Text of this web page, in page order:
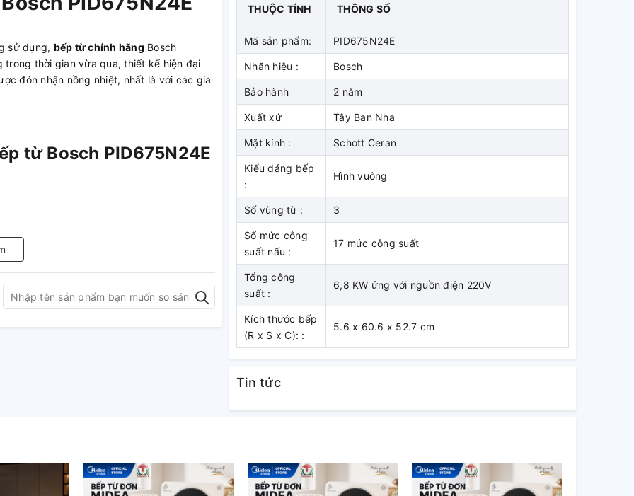
sử dụng, bếp từ chính hãng Bosch
trong thời gian vừa qua, thiết kế hiện đại
đón nhận nồng nhiệt, nhất là với các gia
từ Bosch PID675N24E
tính chịu nhiệt và lực va đập tốt, chống
thiện với môi trường khi không chứa
THUỘC TÍNH THÔNG SỐ
Mã sản phẩm: PID675N24E
Nhãn hiệu : Bosch
Bảo hành 2 năm
Xuất xứ Tây Ban Nha
Mặt kính : Schott Ceran
Kiểu dáng bếp
:
Hình vuông
Số vùng từ : 3
Số mức công
suất nấu :
17 mức công suất
Tổng công
suất :
6,8 KW ứng với nguồn điện 220V
Kích thước bếp
(R x S x C): :
5.6 x 60.6 x 52.7 cm
Tin tức